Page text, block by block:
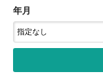
航空券
貸切バス・ハイヤ
年月